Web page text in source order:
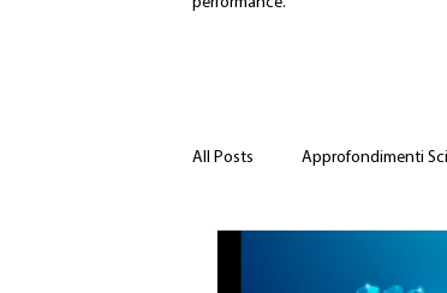
All Posts Approfondimenti